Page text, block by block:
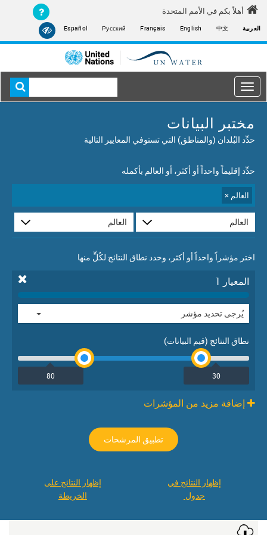
أهلاً بكم في الأمم المتحدة
中文
English
Français
Русский
Español
Toggle
navigation
البيانات
البُلدان (والمناطق) التي تستوفي المعايير التالية
إقليماً واحداً أو أكثر، أو العالم بأكمله
العالم ×
مؤشراً واحداً أو أكثر، وحدد نطاق النتائج لكُلٍّ منها
المعيار 1
يُرجى تحديد مؤشر
نطاق النتائج (قيم البيانات)
إضافة مزيد من المؤشرات
تطبيق المرشحات
إظهار النتائج على
الخريطة
إظهار النتائج في
جدول‬‬‬‬‬‬‬‬‬‬‬‬‬‬‬‬‬ ‬‬‬‬‬‬‬‬‬‬‬‬‬‬‬‬‬‬‬